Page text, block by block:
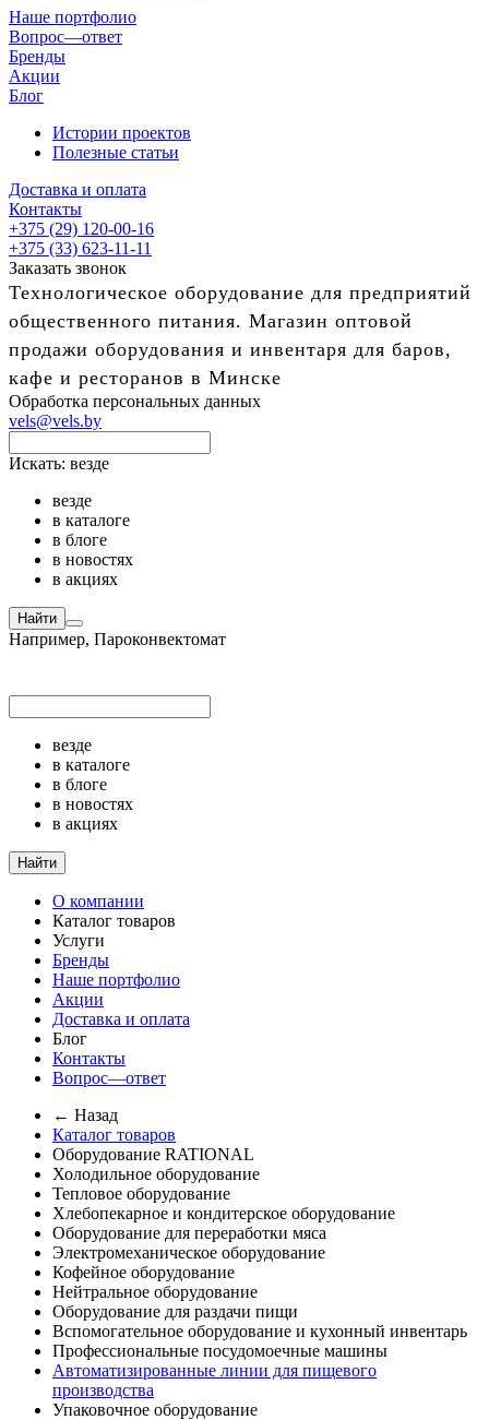
Наше портфолио
Вопрос—ответ
Бренды
Акции
Блог
Истории проектов
Полезные статьи
Доставка и оплата
Контакты
+375 (29) 120-00-16
+375 (33) 623-11-11
Заказать звонок
Технологическое оборудование для предприятий
общественного питания. Магазин оптовой
продажи оборудования и инвентаря для баров,
кафе и ресторанов в Минске
Обработка персональных данных
vels@vels.by
Искать: везде
везде
в каталоге
в блоге
в новостях
в акциях
Найти
Например, Пароконвектомат
везде
в каталоге
в блоге
в новостях
в акциях
Найти
О компании
Каталог товаров
Услуги
Бренды
Наше портфолио
Акции
Доставка и оплата
Блог
Контакты
Вопрос—ответ
← Назад
Каталог товаров
Оборудование RATIONAL
Холодильное оборудование
Тепловое оборудование
Хлебопекарное и кондитерское оборудование
Оборудование для переработки мяса
Электромеханическое оборудование
Кофейное оборудование
Нейтральное оборудование
Оборудование для раздачи пищи
Вспомогательное оборудование и кухонный инвентарь
Профессиональные посудомоечные машины
Автоматизированные линии для пищевого
производства
Упаковочное оборудование